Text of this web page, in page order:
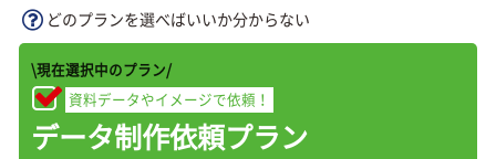
どのプランを選べばいいか分からない
\現在選択中のプラン/
資料データやイメージで依頼！
データ制作依頼プラン